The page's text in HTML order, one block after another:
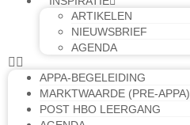
ARTIKELEN
NIEUWSBRIEF
AGENDA
APPA-BEGELEIDING
MARKTWAARDE (PRE-APPA)
POST HBO LEERGANG